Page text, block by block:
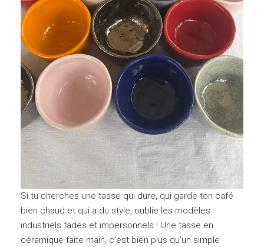
Si tu cherches une tasse qui dure, qui garde ton café
bien chaud et qui a du style, oublie les modèles
industriels fades et impersonnels ! Une tasse en
céramique faite main, c’est bien plus qu’un simple